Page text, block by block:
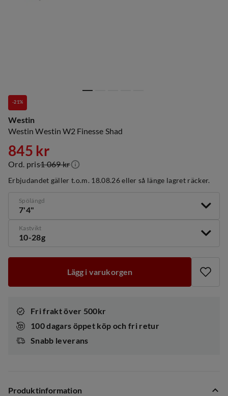
-21%
Westin
Westin Westin W2 Finesse Shad
discounted
price
845 kr
original
price
Ord. pris1 069 kr
Erbjudandet gäller t.o.m. 18.08.26 eller så länge lagret räcker.
Spölängd
7'4"
Kastvikt
10-28g
Lägg i varukorgen
Fri frakt över 500kr
100 dagars öppet köp och fri retur
Snabb leverans
Produktinformation